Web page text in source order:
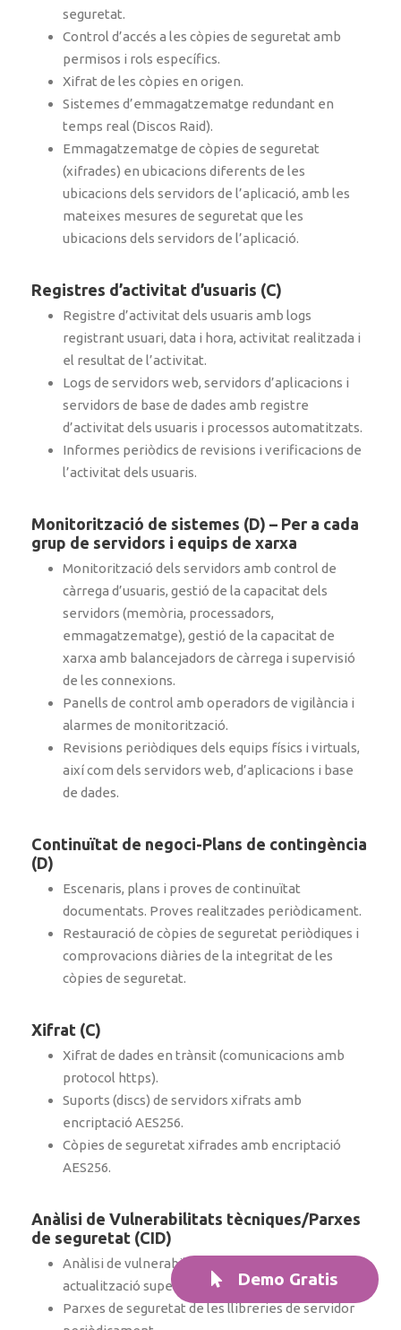
seguretat.
Control d’accés a les còpies de seguretat amb
permisos i rols específics.
Xifrat de les còpies en origen.
Sistemes d’emmagatzematge redundant en
temps real (Discos Raid).
Emmagatzematge de còpies de seguretat
(xifrades) en ubicacions diferents de les
ubicacions dels servidors de l’aplicació, amb les
mateixes mesures de seguretat que les
ubicacions dels servidors de l’aplicació.
Registres d’activitat d’usuaris (C)
Registre d’activitat dels usuaris amb logs
registrant usuari, data i hora, activitat realitzada i
el resultat de l’activitat.
Logs de servidors web, servidors d’aplicacions i
servidors de base de dades amb registre
d’activitat dels usuaris i processos automatitzats.
Informes periòdics de revisions i verificacions de
l’activitat dels usuaris.
Monitorització de sistemes (D) – Per a cada
grup de servidors i equips de xarxa
Monitorització dels servidors amb control de
càrrega d’usuaris, gestió de la capacitat dels
servidors (memòria, processadors,
emmagatzematge), gestió de la capacitat de
xarxa amb balancejadors de càrrega i supervisió
de les connexions.
Panells de control amb operadors de vigilància i
alarmes de monitorització.
Revisions periòdiques dels equips físics i virtuals,
així com dels servidors web, d’aplicacions i base
de dades.
Continuïtat de negoci-Plans de contingència
(D)
Escenaris, plans i proves de continuïtat
documentats. Proves realitzades periòdicament.
Restauració de còpies de seguretat periòdiques i
comprovacions diàries de la integritat de les
còpies de seguretat.
Xifrat (C)
Xifrat de dades en trànsit (comunicacions amb
protocol https).
Suports (discs) de servidors xifrats amb
encriptació AES256.
Còpies de seguretat xifrades amb encriptació
AES256.
Anàlisi de Vulnerabilitats tècniques/Parxes
de seguretat (CID)
Anàlisi de vulnerabilitats remotes periòdic amb
actualització supervisada.
Parxes de seguretat de les llibreries de servidor
Demo Gratis